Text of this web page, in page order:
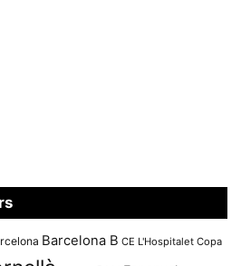
Barcelona B CE L'Hospitalet Copa